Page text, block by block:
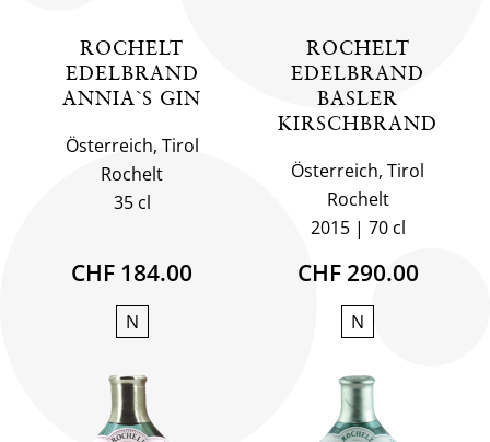
ROCHELT
EDELBRAND
ANNIA`S GIN
Österreich, Tirol
Rochelt
35 cl
CHF 184.00
N
ROCHELT
EDELBRAND
BASLER
KIRSCHBRAND
Österreich, Tirol
Rochelt
2015
70 cl
CHF 290.00
N